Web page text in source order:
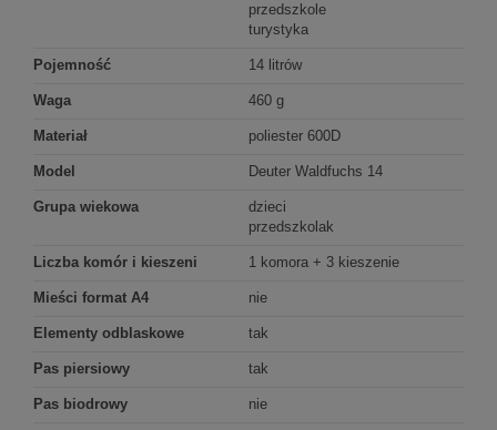
przedszkole
turystyka
Pojemność 14 litrów
Waga 460 g
Materiał poliester 600D
Model Deuter Waldfuchs 14
Grupa wiekowa
dzieci
przedszkolak
Liczba komór i kieszeni 1 komora + 3 kieszenie
Mieści format A4 nie
Elementy odblaskowe tak
Pas piersiowy tak
Pas biodrowy nie